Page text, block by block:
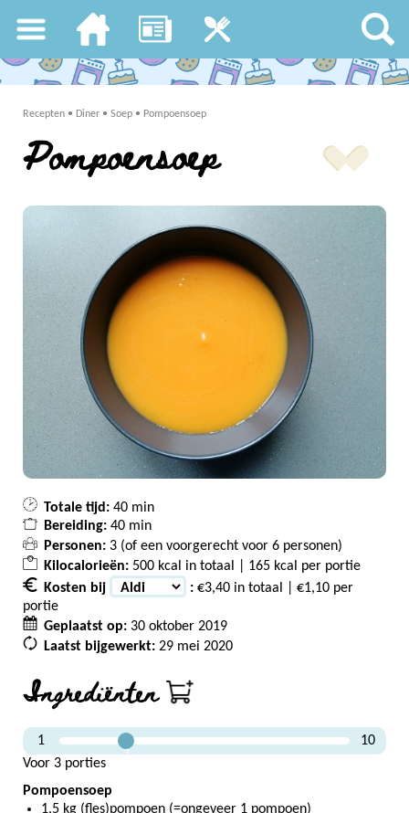
Recepten • Diner • Soep • Pompoensoep
Pompoensoep
Totale tijd: 40 min
Bereiding: 40 min
Personen: 3 (of een voorgerecht voor 6 personen)
Kilocalorieën: 500 kcal in totaal | 165 kcal per portie
Kosten bij
: €3,40 in totaal | €1,10 per
portie
Geplaatst op: 30 oktober 2019
Laatst bijgewerkt: 29 mei 2020
Ingrediënten
1
3
10
Voor 3 porties
Pompoensoep
1,5 kg (fles)pompoen (=ongeveer 1 pompoen)